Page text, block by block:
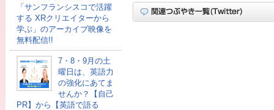
「サンフランシスコで活躍
する XRクリエイターから
学ぶ」のアーカイブ映像を
無料配信!!
7・8・9月の土
曜日は、英語力
の強化にあてま
せんか？【自己
PR】から【英語で語る